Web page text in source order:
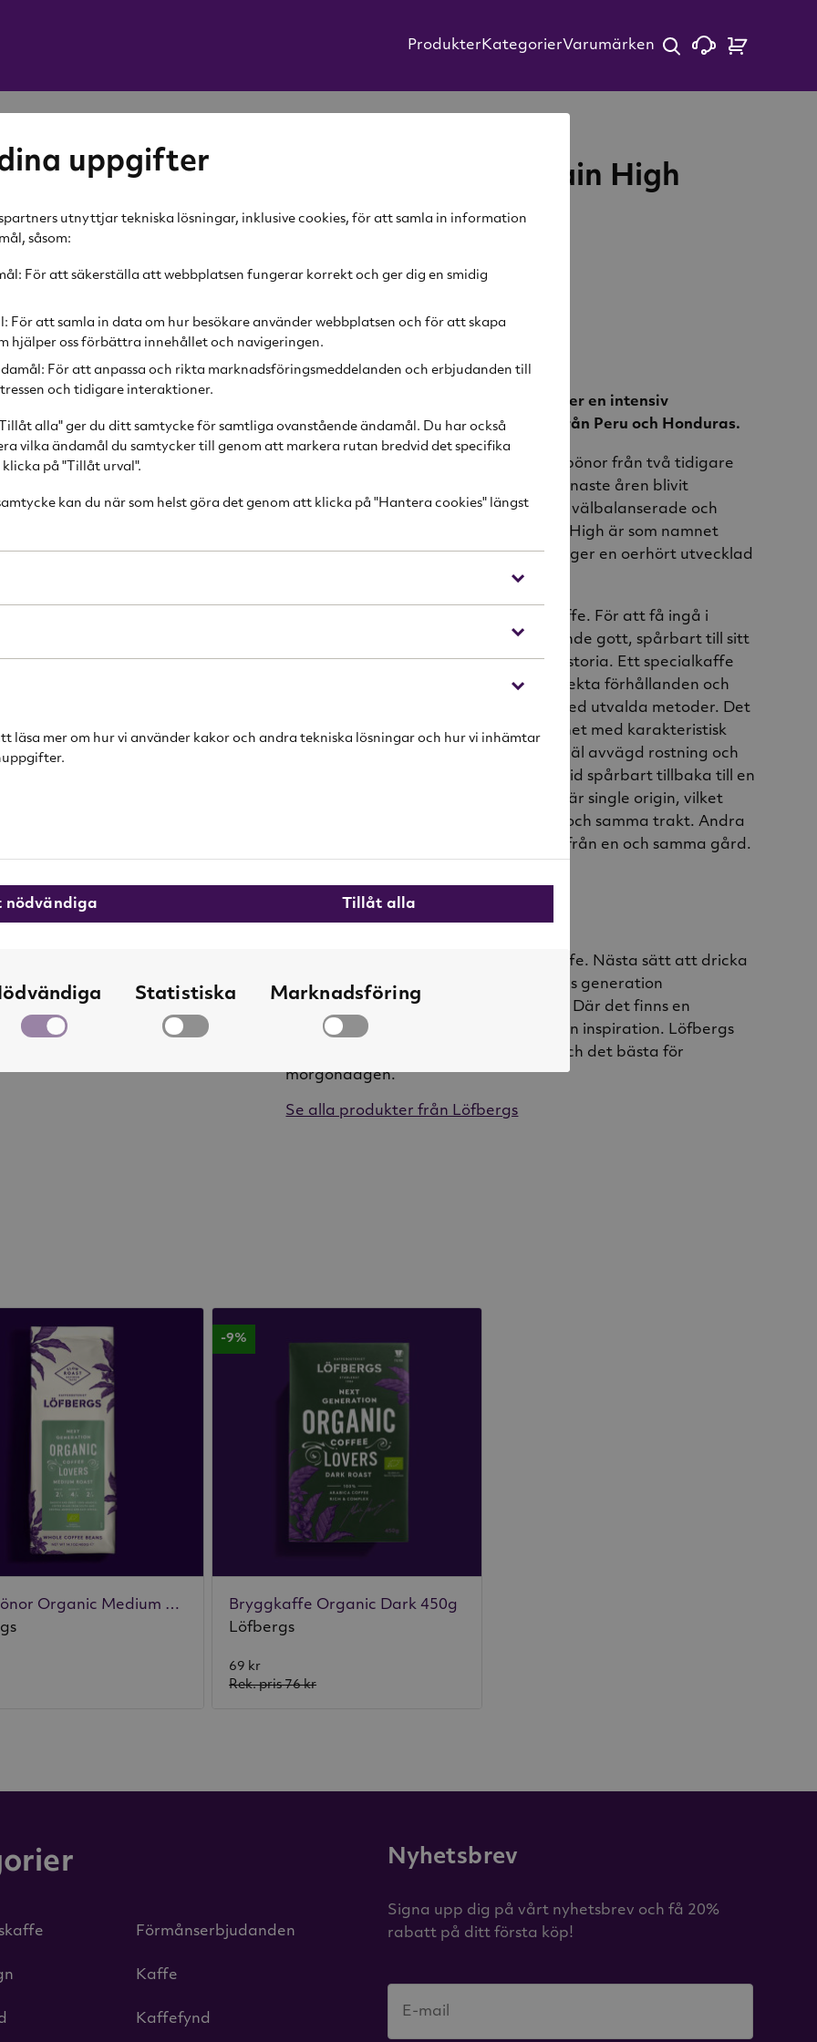
uppgifter
utnyttjar tekniska lösningar, inklusive cookies, för att samla in information
såsom:
För att säkerställa att webbplatsen fungerar korrekt och ger dig en smidig
För att samla in data om hur besökare använder webbplatsen och för att skapa
hjälper oss förbättra innehållet och navigeringen.
För att anpassa och rikta marknadsföringsmeddelanden och erbjudanden till
och tidigare interaktioner.
alla" ger du ditt samtycke för samtliga ovanstående ändamål. Du har också
vilka ändamål du samtycker till genom att markera rutan bredvid det specifika
på "Tillåt urval".
kan du när som helst göra det genom att klicka på "Hantera cookies" längst
läsa mer om hur vi använder kakor och andra tekniska lösningar och hur vi inhämtar
nödvändiga Tillåt alla
Statistiska Marknadsföring
Produkter KategorierVarumärken
Hela Bönor Mountain High
Eko 500g
Produktbeskrivning
Kraftfull med frisk fruktighet, vilket ger en intensiv
smaksensation. 100% arabicabönor från Peru och Honduras.
Mountain High består främst av kaffebönor från två tidigare
ganska okända kaffeländer, som på senaste åren blivit
omtalade av kaffekonnässörer för den välbalanserade och
aromrika smaken. Kaffet till Mountain High är som namnet
säger odlat på mycket hög höjd, vilket ger en oerhört utvecklad
och frisk smak med ton av grönt äpple.
Specialkaffe är vårt mest exklusiva kaffe. För att få ingå i
sortimentet måste kaffet vara påfallande gott, spårbart till sitt
ursprung och bjuda på en intressant historia. Ett specialkaffe
består av bönor som odlats under perfekta förhållanden och
sedan plockats, tvättats och torkats med utvalda metoder. Det
ger kaffet en unik och tydlig personlighet med karakteristisk
smak, som sedan lyfts fram genom en väl avvägd rostning och
perfekt bryggning. Specialkaffe är alltid spårbart tillbaka till en
viss region, ort eller gård. Vissa kaffen är single origin, vilket
betyder att allt kaffe kommer från en och samma trakt. Andra
kan vara single estate, då kommer de från en och samma gård.
Om Löfbergs
Löfbergs letar ständigt efter nästa kaffe. Nästa sätt att dricka
det, nästa sätt att odla det. För dagens generation
kaffeälskare och för nästa generation. Där det finns en
spännande kaffekultur, där hittar de sin inspiration. Löfbergs
ger dig det hetaste kaffet för dagen och det bästa för
morgondagen.
Se alla produkter från Löfbergs
Hela bönor Organic Medium 400g
Bryggkaffe Organic Dark 450g
Löfbergs
69 kr
Rek. pris 76 kr
-9%
Förmånserbjudanden
Kaffe
Kaffefynd
Nyhetsbrev
Signa upp dig på vårt nyhetsbrev och få 20%
rabatt på ditt första köp!
E-mail